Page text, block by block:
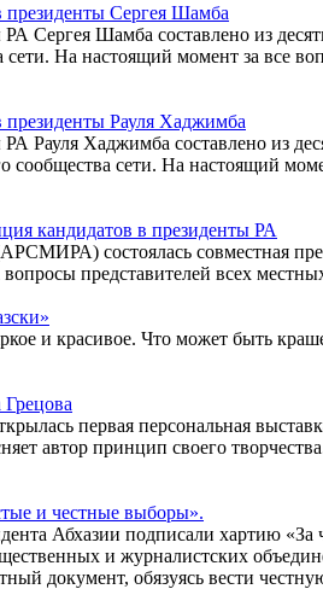
президенты Сергея Шамба
Сергея Шамба составлено из
сети. На настоящий момент за
Рауля Хаджимба
Рауля Хаджимба составлено из
сообщества сети. На настоящий
кандидатов в президенты РА
состоялась совместная
представителей всех
и красивое. Что может быть
первая персональная
автор принцип своего
и честные выборы».
Абхазии подписали хартию
и журналистских
документ, обязуясь вести